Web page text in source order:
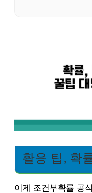
활용 팁, 확
이제 조건부확률 공